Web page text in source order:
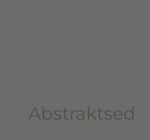
Abstraktsed